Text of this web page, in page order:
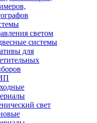
светом
системы
для
свет